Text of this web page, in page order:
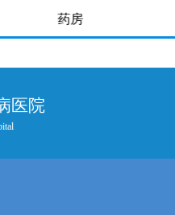
药房
医院